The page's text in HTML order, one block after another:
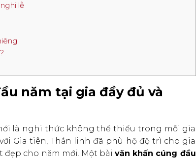
lễ
năm tại gia đầy đủ và
là nghi thức không thể thiếu trong mỗi gia
Gia tiên, Thần linh đã phù hộ độ trì cho gia
đẹp cho năm mới. Một bàivăn khấn cúng đầu